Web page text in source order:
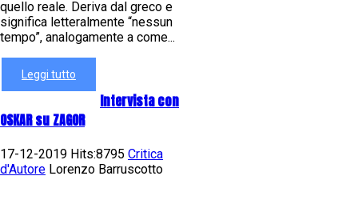
quello reale. Deriva dal greco e
significa letteralmente “nessun
tempo”, analogamente a come...
Leggi tutto
Intervista con
OSKAR su ZAGOR
17-12-2019 Hits:8795 Critica
d'Autore Lorenzo Barruscotto